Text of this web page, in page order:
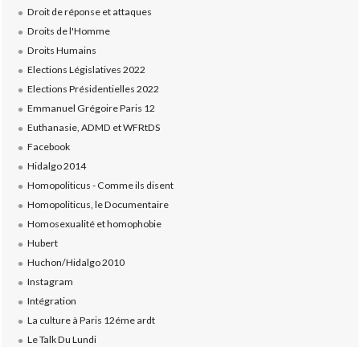
Droit de réponse et attaques
Droits de l'Homme
Droits Humains
Elections Législatives 2022
Elections Présidentielles 2022
Emmanuel Grégoire Paris 12
Euthanasie, ADMD et WFRtDS
Facebook
Hidalgo 2014
Homopoliticus - Comme ils disent
Homopoliticus, le Documentaire
Homosexualité et homophobie
Hubert
Huchon/Hidalgo 2010
Instagram
Intégration
La culture à Paris 12éme ardt
Le Talk Du Lundi